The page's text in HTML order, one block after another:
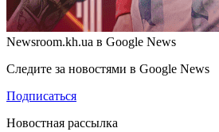
Newsroom.kh.ua в Google News
Следите за новостями в Google News
Подписаться
Новостная рассылка